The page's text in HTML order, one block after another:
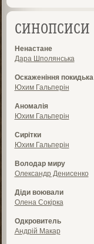
СИНОПСИСИ
Ненастане
Дара Шполянська
Оскаженіння покидька
Юхим Гальперін
Аномалія
Юхим Гальперін
Сирітки
Юхим Гальперін
Володар миру
Олександр Денисенко
Діди воювали
Олена Сокірка
Одкровитель
Андрій Макар